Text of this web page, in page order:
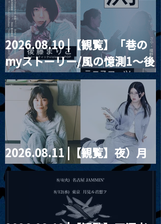
MoonRomantic
Channel1周年記念Live
2026.08.10 |【観覧】「巷の
myストーリー/風の憶測1～後
藤まりこアコースティック
violence POPとテニスコー
ツ」
2026.08.11 |【観覧】夜）月
見ル君想フpre. Sugar Shock